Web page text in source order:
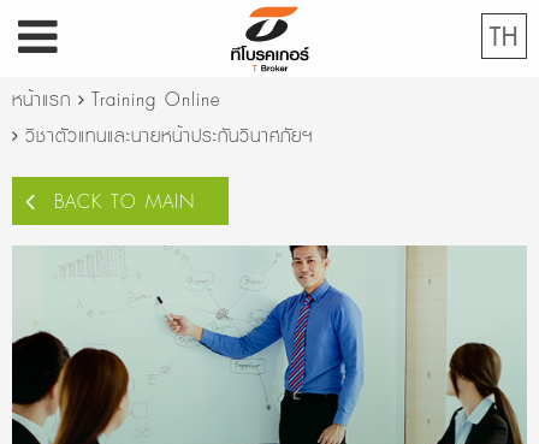
TH
หน้าแรก
Training Online
วิชาตัวแทนและนายหน้าประกันวินาศภัยฯ
BACK TO MAIN